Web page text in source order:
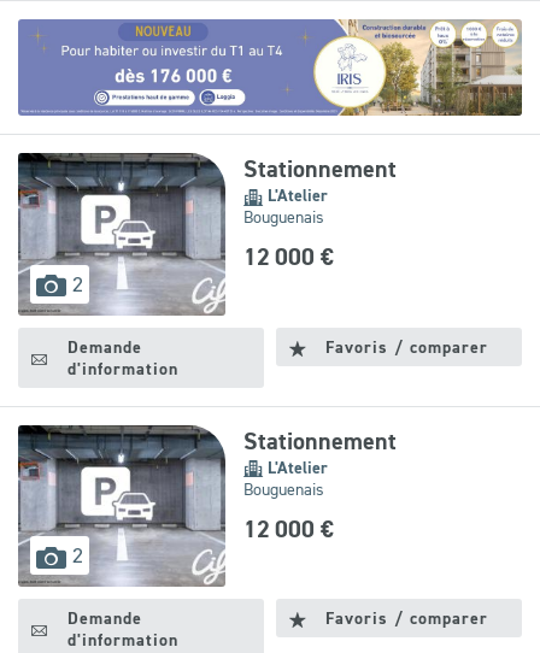
Leaflet |©OpenStreetMapcontributors
2 images
disponibles
Stationnement
L'Atelier
Bouguenais
12 000 €
Demande
d'information
Favoris / comparer
2 images
disponibles
Stationnement
L'Atelier
Bouguenais
12 000 €
Demande
d'information
Favoris / comparer